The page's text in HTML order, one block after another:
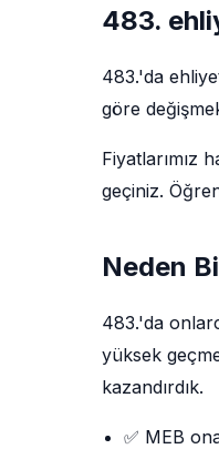
483.
483.'da
göre
Fiyatlarımız
geçiniz.
Neden
483.'da
yüksek
kazandırdık.
✅ MEB